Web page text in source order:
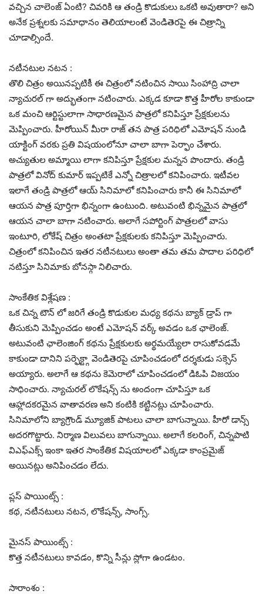
వచ్చిన చాలెంజ్ ఏంటి? చివరికి ఆ తండ్రి కొడుకులు ఒకటి అవుతారా? అని
అనేక ప్రశ్నలకు సమాధానం తెలియాలంటే వెండితెరపై ఈ చిత్రాన్ని
చూడాల్సిందే.
నటీనటుల నటన :
తొలి చిత్రం అయినప్పటికీ ఈ చిత్రంలో నటించిన సాయి సింహాద్రి చాలా
న్యాచురల్ గా అద్భుతంగా నటించారు. ఎక్కడ కూడా కొత్త హీరోల కాకుండా
ఒక మంచి ఆర్టిస్టులాగా సాధారణమైన పాత్రలో కనిపిస్తూ ప్రేక్షకులను
మెప్పించారు. హీరోయిన్ మీరా రాజ్ తన పాత్ర పరిధిలో ఎమోషన్ నుండి
యాక్టింగ్ వరకు ప్రతి విషయంలోనూ చాలా బాగా పెర్ఫాం చేశారు.
అచ్యుతుల అమ్మాయి లాగా కనిపిస్తూ ప్రేక్షకుల మన్నన పొందారు. తండ్రి
పాత్రలో వినోద్ కుమార్ ఇప్పటికే ఎన్నో చిత్రాలలో కనిపించారు. ఇటీవల
ఇలాగే తండ్రి పాత్రలో ఆయ్ సినిమాలో కనిపించారు కానీ ఈ సినిమాలో
ఆయన పాత్ర పూర్తిగా భిన్నంగా ఉంటుంది. అటువంటి భిన్నమైన పాత్రలో
ఆయన చాలా బాగా నటించారు. అలాగే సపోర్టింగ్ పాత్రలలో వాసు
ఇంటూరి, లోకేష్ చిత్రం అంతటా ప్రేక్షకులకు కనిపిస్తూ మెప్పించారు.
చిత్రంలో కనిపించిన ఇతర నటీనటులు అంతా తమ తమ పాదాల పరిధిలో
నటిస్తూ సినిమాకు బోనస్గా నిలిచారు.
సాంకేతిక విశ్లేషణ :
ఒక చిన్న టౌన్ లో జరిగే తండ్రి కొడుకుల మధ్య కథను బ్యాక్ డ్రాప్ గా
తీసుకుని మెప్పించడం అంటే ఎమోషన్ వర్క్ అవడం ఒక ఛాలెంజ్.
అటువంటి ఛాలెంజింగ్ కథను ప్రేక్షకులకు అర్థమయ్యేలా రాసుకోవడమే
కాకుండా దానిని పర్ఫెక్ట్గా వెండితెరపై చూపించడంలో దర్శకుడు సక్సెస్
అయ్యారు. అలాగే ఆ కథను కెమెరాలో చూపించడంలో డిఓపి విజయం
సాధించారు. న్యాచురల్ లొకేషన్స్ ను అందంగా చూపిస్తూ ఒక
ఆహ్లాదకరమైన వాతావరణ అని కంటికి కట్టినట్లు చూపించారు.
సినిమాలోని బ్యాగ్రౌండ్ మ్యూజిక్ పాటలు చాలా బాగున్నాయి. హీరో డాన్స్
అదరగొట్టారు. నిర్మాణ విలువలు బాగున్నాయి. అలాగే కలరింగ్, చిన్నపాటి
విఎఫ్ఎక్స్ ఇంకా ఇతర సాంకేతిక విషయాలలో ఎక్కడా కాంప్రమైజ్
అయినట్లు అనిపించడం లేదు.
ప్లస్ పాయింట్స్ :
కథ, నటీనటులు నటన, లొకేషన్స్, సాంగ్స్.
మైనస్ పాయింట్స్ :
కొత్త నటీనటులు కావడం, కొన్ని సీన్లు స్లోగా ఉండటం.
సారాంశం :